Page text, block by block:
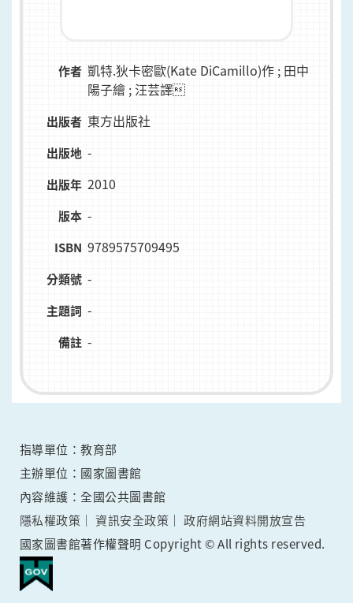
作者 凱特.狄卡密歐(Kate DiCamillo)作 ; 田中
陽子繪 ; 汪芸譯
出版者 東方出版社
出版地 -
出版年 2010
版本 -
ISBN 9789575709495
分類號 -
主題詞 -
備註 -
指導單位：教育部
主辦單位：國家圖書館
內容維護：全國公共圖書館
隱私權政策
資訊安全政策
政府網站資料開放宣告
國家圖書館著作權聲明 Copyright © All rights reserved.